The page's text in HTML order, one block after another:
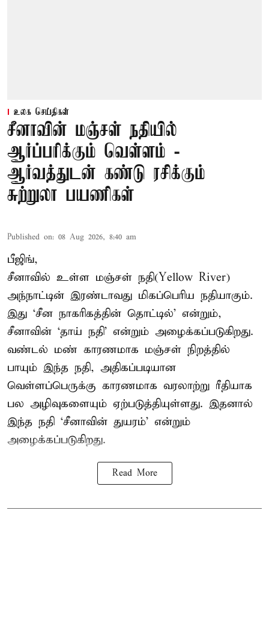
உலக செய்திகள்
சீனாவின் மஞ்சள் நதியில்
ஆர்ப்பரிக்கும் வெள்ளம் -
ஆர்வத்துடன் கண்டு ரசிக்கும்
சுற்றுலா பயணிகள்
Published on: 08 Aug 2026, 8:40 am
பீஜிங்,
சீனாவில் உள்ள மஞ்சள் நதி(Yellow River)
அந்நாட்டின் இரண்டாவது மிகப்பெரிய நதியாகும்.
இது ‘சீன நாகரிகத்தின் தொட்டில்’ என்றும்,
சீனாவின் ‘தாய் நதி’ என்றும் அழைக்கப்படுகிறது.
வண்டல் மண் காரணமாக மஞ்சள் நிறத்தில்
பாயும் இந்த நதி, அதிகப்படியான
வெள்ளப்பெருக்கு காரணமாக வரலாற்று ரீதியாக
பல அழிவுகளையும் ஏற்படுத்தியுள்ளது. இதனால்
இந்த நதி ‘சீனாவின் துயரம்’ என்றும்
அழைக்கப்படுகிறது.
Read More